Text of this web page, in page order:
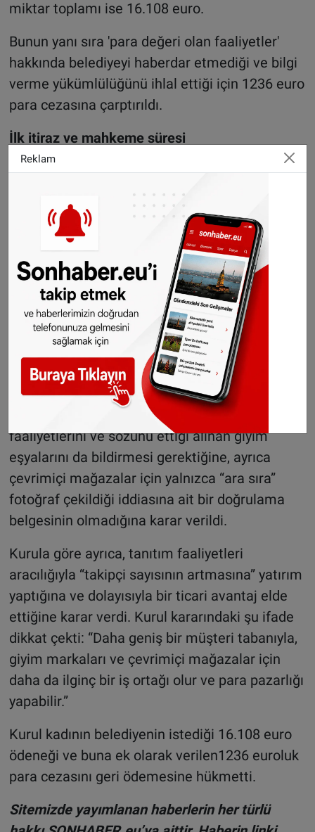
miktar toplamı ise 16.108 euro.
Bunun yanı sıra 'para değeri olan faaliyetler'
hakkında belediyeyi haberdar etmediği ve bilgi
verme yükümlülüğünü ihlal ettiği için 1236 euro
para cezasına çarptırıldı.
İlk itiraz ve mahkeme süresi
Belediyenin bu kararına itiraz eden kadın,
mahkemeye başvurdu. Ancak 2020 yılı nisan
ayında görülen davadan da istediği sonucu
Bunun üzerine Yüksek Mahkemeye başvurdu.
Bu başvurusunda da özellikle instagramda
fazla takipçisi olmadığını ve toplamda sadece
22 adet kıyafet aldığını belirtti.
Mahkeme kararı Yüksek mahkeme de onandı
Dün Merkez Temyiz Kurulu (CRvB ) tarafından
kamuoyu ile paylaşılan karara göre, kadınınbu
faaliyetlerini ve sözünü ettiği alınan giyim
eşyalarını da bildirmesi gerektiğine, ayrıca
çevrimiçi mağazalar için yalnızca “ara sıra”
fotoğraf çekildiği iddiasına ait bir doğrulama
belgesinin olmadığına karar verildi.
Kurula göre ayrıca, tanıtım faaliyetleri
aracılığıyla “takipçi sayısının artmasına” yatırım
yaptığına ve dolayısıyla bir ticari avantaj elde
ettiğine karar verdi. Kurul kararındaki şu ifade
dikkat çekti: “Daha geniş bir müşteri tabanıyla,
giyim markaları ve çevrimiçi mağazalar için
daha da ilginç bir iş ortağı olur ve para pazarlığı
yapabilir.”
Kurul kadının belediyenin istediği 16.108 euro
ödeneği ve buna ek olarak verilen1236 euroluk
para cezasını geri ödemesine hükmetti.
Sitemizde yayımlanan haberlerin her türlü
Reklam